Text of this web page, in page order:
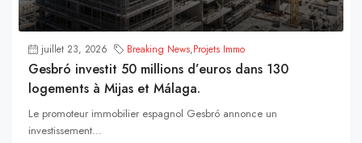
juillet 23, 2026 Breaking News,Projets Immo
Gesbró investit 50 millions d’euros dans 130
logements à Mijas et Málaga.
Le promoteur immobilier espagnol Gesbró annonce un
investissement...